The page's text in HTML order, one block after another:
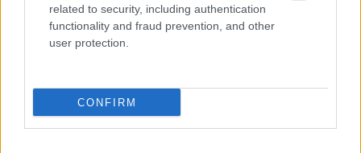
related to security, including authentication
functionality and fraud prevention, and other
user protection.
CONFIRM